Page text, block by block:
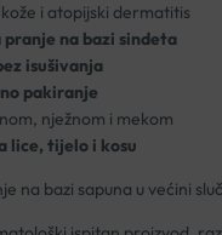
i atopijski dermatitis
na bazi sindeta
isušivanja
pakiranje
nježnom i mekom
lice, tijelo i kosu
na bazi sapuna u većini